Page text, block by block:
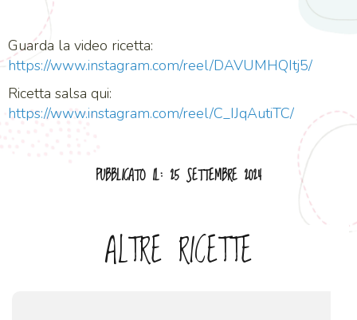
Guarda la video ricetta:
https://www.instagram.com/reel/DAVUMHQItj5/
Ricetta salsa qui:
https://www.instagram.com/reel/C_IJqAutiTC/
PUBBLICATO IL: 25 SETTEMBRE 2024
ALTRE RICETTE